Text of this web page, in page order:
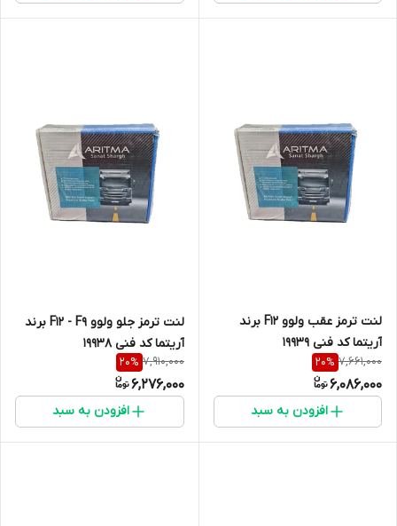
لنت ترمز عقب ولوو F12 برند
آریتما کد فنی 19939
7,661,000
20%
6,086,000
افزودن به سبد
لنت ترمز جلو ولوو F12 - F9 برند
آریتما کد فنی 19938
7,910,000
20%
6,276,000
افزودن به سبد